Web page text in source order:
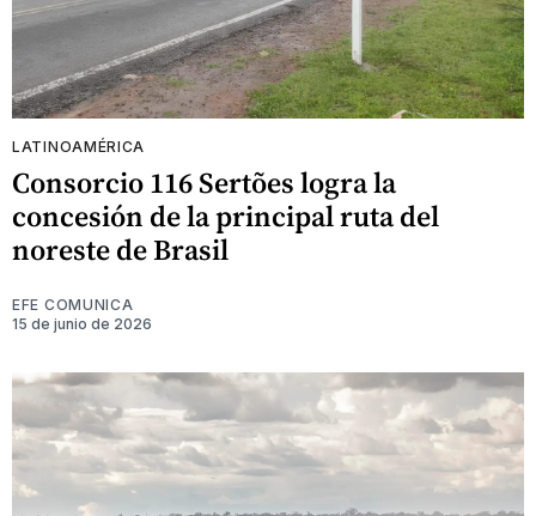
LATINOAMÉRICA
Consorcio 116 Sertões logra la
concesión de la principal ruta del
noreste de Brasil
EFE COMUNICA
15 de junio de 2026